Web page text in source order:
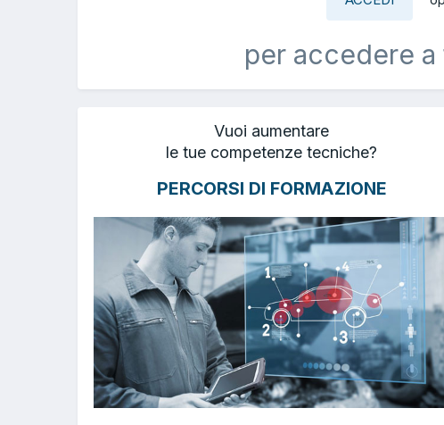
per accedere
Vuoi aumentare
le tue competenze tecniche?
PERCORSI DI FORMAZIONE